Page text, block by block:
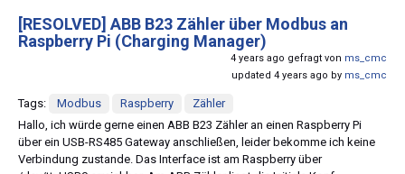
[RESOLVED] ABB B23 Zähler über Modbus an
Raspberry Pi (Charging Manager)
4 years ago gefragt von ms_cmc
updated 4 years ago by ms_cmc
Tags: Modbus Raspberry
Zähler
Hallo, ich würde gerne einen ABB B23 Zähler an einen Raspberry Pi
über ein USB-RS485 Gateway anschließen, leider bekomme ich keine
Verbindung zustande. Das Interface ist am Raspberry über